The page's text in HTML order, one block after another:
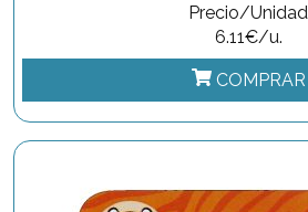
Precio/Unidad
6.11€/u.
COMPRAR